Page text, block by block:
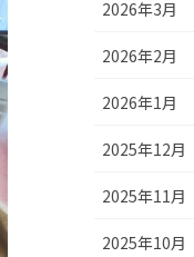
2026年3月
2026年2月
2026年1月
2025年12月
2025年11月
2025年10月